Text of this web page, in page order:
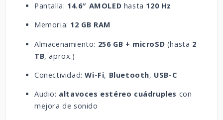
Pantalla: 14.6″ AMOLED hasta 120 Hz
Memoria: 12 GB RAM
Almacenamiento: 256 GB + microSD (hasta 2
TB, aprox.)
Conectividad:Wi-Fi, Bluetooth, USB-C
Audio: altavoces estéreo cuádruples con
mejora de sonido